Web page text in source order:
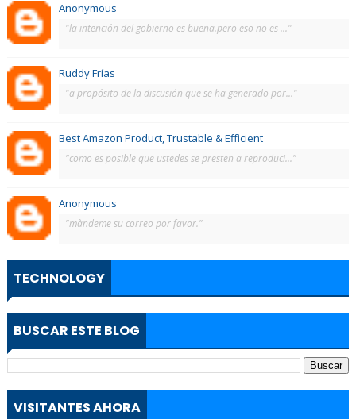
Anonymous
"la intención del gobierno es buena.pero eso no es ..."
Ruddy Frías
"a propósito de la discusión que se ha generado por..."
Best Amazon Product, Trustable & Efficient
"como es posible que ustedes se presten a reproduci..."
Anonymous
"màndeme su correo por favor."
TECHNOLOGY
BUSCAR ESTE BLOG
VISITANTES AHORA